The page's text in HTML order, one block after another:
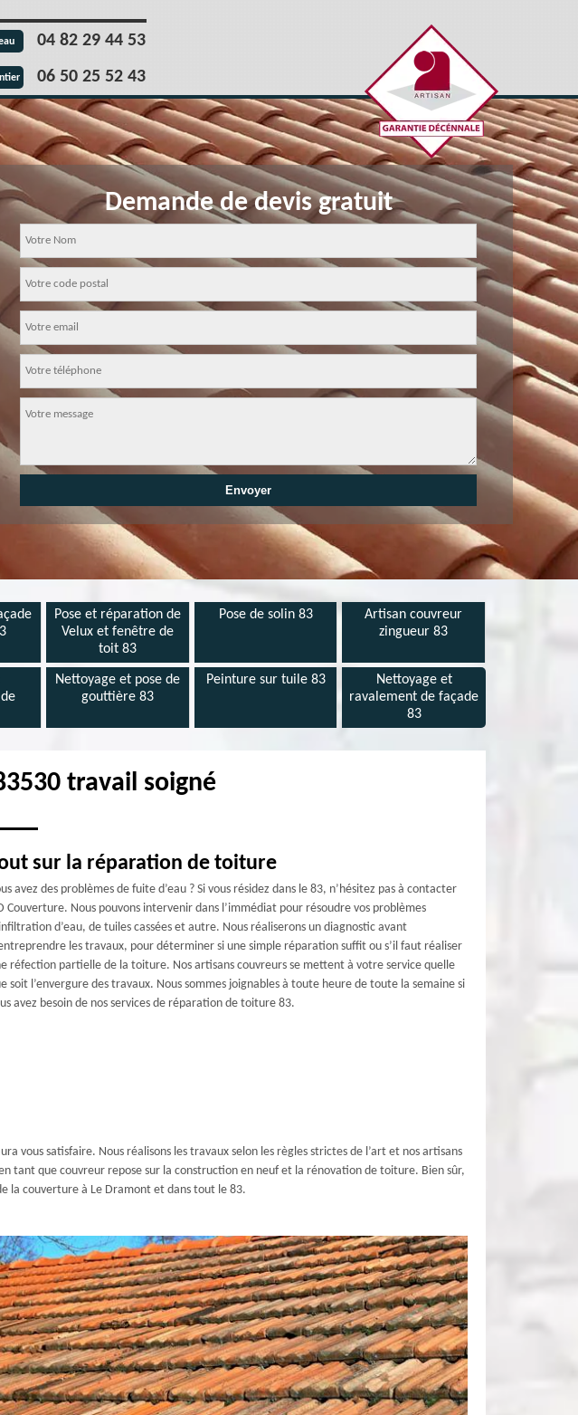
04 82 29 44 53
06 50 25 52 43
Demande de devis gratuit
Pose et réparation de
Velux et fenêtre de
toit 83
Pose de solin 83
Artisan couvreur
zingueur 83
Nettoyage et pose de
gouttière 83
Peinture sur tuile 83
Nettoyage et
ravalement de façade
83
travail soigné
sur la réparation de toiture
avez des problèmes de fuite d’eau ? Si vous résidez dans le 83, n’hésitez pas à contacter
Couverture. Nous pouvons intervenir dans l’immédiat pour résoudre vos problèmes
d’eau, de tuiles cassées et autre. Nous réaliserons un diagnostic avant
les travaux, pour déterminer si une simple réparation suffit ou s’il faut réaliser
réfection partielle de la toiture. Nos artisans couvreurs se mettent à votre service quelle
soit l’envergure des travaux. Nous sommes joignables à toute heure de toute la semaine si
avez besoin de nos services de réparation de toiture 83.
vous satisfaire. Nous réalisons les travaux selon les règles strictes de l’art et nos artisans
tant que couvreur repose sur la construction en neuf et la rénovation de toiture. Bien sûr,
la couverture à Le Dramont et dans tout le 83.